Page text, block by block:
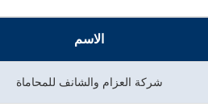
الاسم
شركة العزام والشانف للمحاماة